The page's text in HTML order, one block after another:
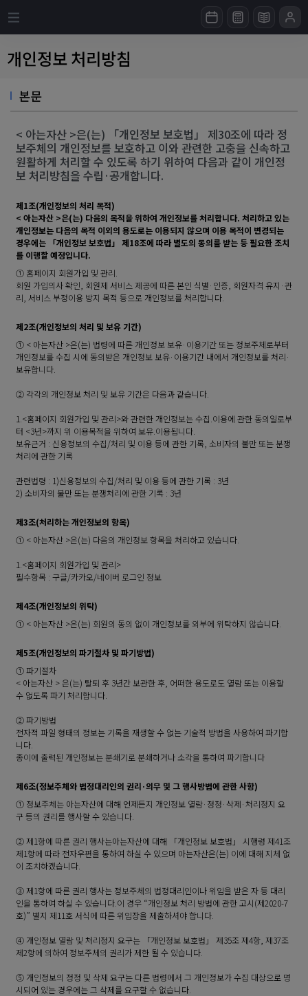
개인정보 처리방침
본문
< 아는자산 >은(는) 「개인정보 보호법」 제30조에 따라 정
보주체의 개인정보를 보호하고 이와 관련한 고충을 신속하고
원활하게 처리할 수 있도록 하기 위하여 다음과 같이 개인정
보 처리방침을 수립·공개합니다.
제1조(개인정보의 처리 목적)
< 아는자산 >은(는) 다음의 목적을 위하여 개인정보를 처리합니다. 처리하고 있는
개인정보는 다음의 목적 이외의 용도로는 이용되지 않으며 이용 목적이 변경되는
경우에는 「개인정보 보호법」 제18조에 따라 별도의 동의를 받는 등 필요한 조치
를 이행할 예정입니다.
① 홈페이지 회원가입 및 관리.
회원 가입의사 확인, 회원제 서비스 제공에 따른 본인 식별·인증, 회원자격 유지·관
리, 서비스 부정이용 방지 목적 등으로 개인정보를 처리합니다.
제2조(개인정보의 처리 및 보유 기간)
① < 아는자산 >은(는) 법령에 따른 개인정보 보유·이용기간 또는 정보주체로부터
개인정보를 수집 시에 동의받은 개인정보 보유·이용기간 내에서 개인정보를 처리·
보유합니다.
② 각각의 개인정보 처리 및 보유 기간은 다음과 같습니다.
1.<홈페이지 회원가입 및 관리>와 관련한 개인정보는 수집.이용에 관한 동의일로부
터 <3년>까지 위 이용목적을 위하여 보유.이용됩니다.
보유근거 : 신용정보의 수집/처리 및 이용 등에 관한 기록, 소비자의 불만 또는 분쟁
처리에 관한 기록
관련법령 : 1)신용정보의 수집/처리 및 이용 등에 관한 기록 : 3년
2) 소비자의 불만 또는 분쟁처리에 관한 기록 : 3년
제3조(처리하는 개인정보의 항목)
① < 아는자산 >은(는) 다음의 개인정보 항목을 처리하고 있습니다.
1.<홈페이지 회원가입 및 관리>
필수항목 : 구글/카카오/네이버 로그인 정보
제4조(개인정보의 위탁)
① < 아는자산 >은(는) 회원의 동의 없이 개인정보를 외부에 위탁하지 않습니다.
제5조(개인정보의 파기절차 및 파기방법)
① 파기절차
< 아는자산 > 은(는) 탈퇴 후 3년간 보관한 후, 어떠한 용도로도 열람 또는 이용할
수 없도록 파기 처리합니다.
② 파기방법
전자적 파일 형태의 정보는 기록을 재생할 수 없는 기술적 방법을 사용하여 파기합
니다.
종이에 출력된 개인정보는 분쇄기로 분쇄하거나 소각을 통하여 파기합니다
제6조(정보주체와 법정대리인의 권리·의무 및 그 행사방법에 관한 사항)
① 정보주체는 아는자산에 대해 언제든지 개인정보 열람·정정·삭제·처리정지 요
구 등의 권리를 행사할 수 있습니다.
② 제1항에 따른 권리 행사는아는자산에 대해 「개인정보 보호법」 시행령 제41조
제1항에 따라 전자우편을 통하여 하실 수 있으며 아는자산은(는) 이에 대해 지체 없
이 조치하겠습니다.
③ 제1항에 따른 권리 행사는 정보주체의 법정대리인이나 위임을 받은 자 등 대리
인을 통하여 하실 수 있습니다.이 경우 “개인정보 처리 방법에 관한 고시(제2020-7
호)” 별지 제11호 서식에 따른 위임장을 제출하셔야 합니다.
④ 개인정보 열람 및 처리정지 요구는 「개인정보 보호법」 제35조 제4항, 제37조
제2항에 의하여 정보주체의 권리가 제한 될 수 있습니다.
⑤ 개인정보의 정정 및 삭제 요구는 다른 법령에서 그 개인정보가 수집 대상으로 명
시되어 있는 경우에는 그 삭제를 요구할 수 없습니다.